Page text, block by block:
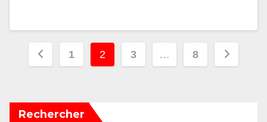
Pagination
publications
1 2 3 … 8
Rechercher